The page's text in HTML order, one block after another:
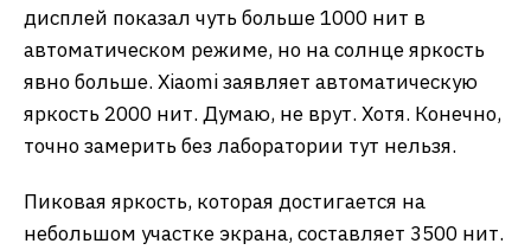
дисплей показал чуть больше 1000 нит в
автоматическом режиме, но на солнце яркость
явно больше. Xiaomi заявляет автоматическую
яркость 2000 нит. Думаю, не врут. Хотя. Конечно,
точно замерить без лаборатории тут нельзя.
Пиковая яркость, которая достигается на
небольшом участке экрана, составляет 3500 нит.